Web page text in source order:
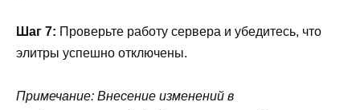
Шаг 7: Проверьте работу сервера и убедитесь, что
элитры успешно отключены.
Примечание: Внесение изменений в